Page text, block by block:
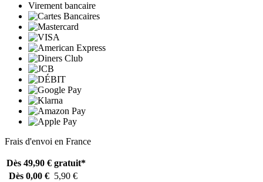
Virement bancaire
Frais d'envoi en France
Dès 49,90 € gratuit*
Dès 0,00 € 5,90 €